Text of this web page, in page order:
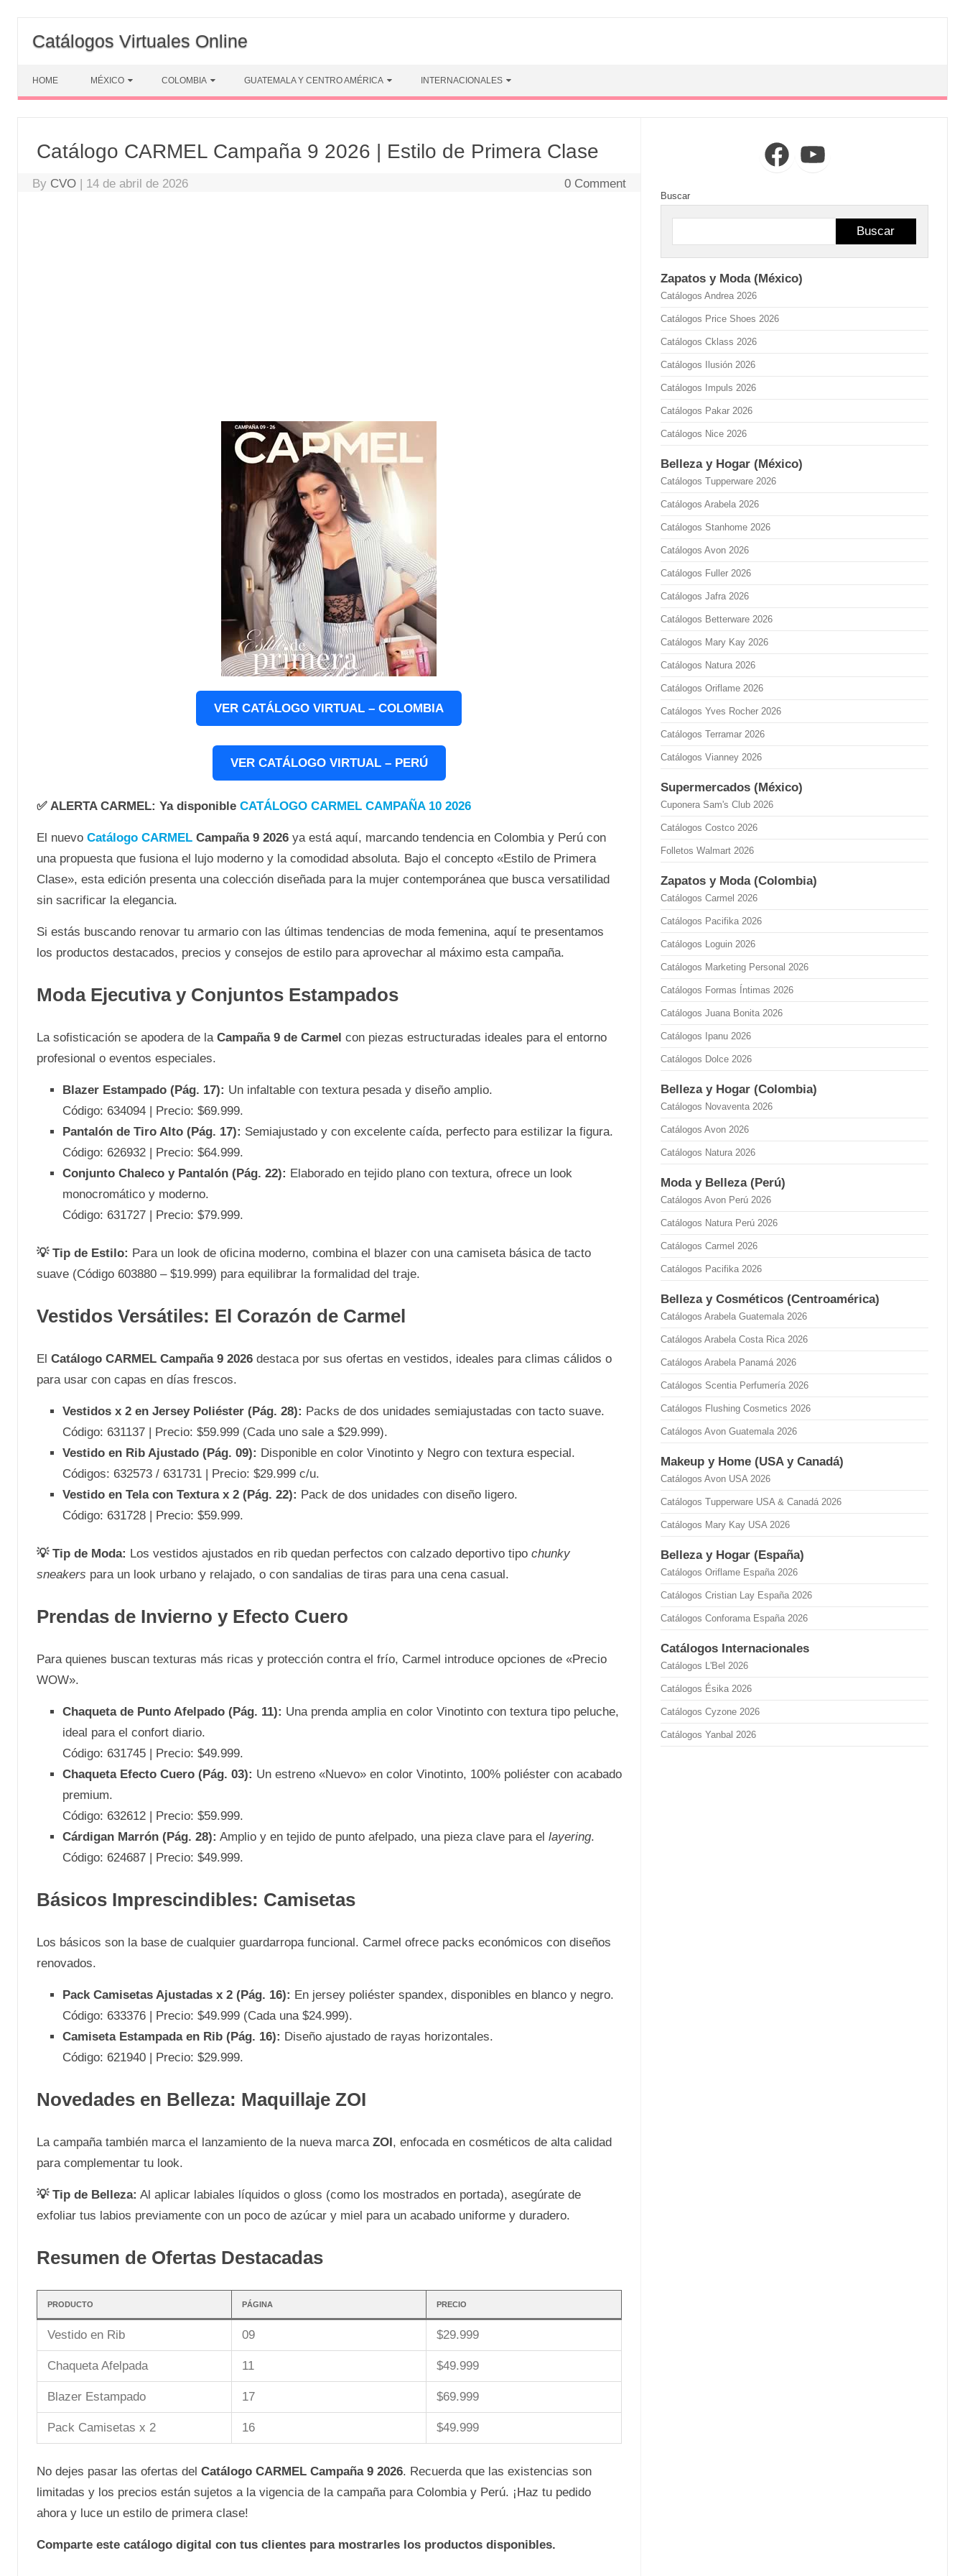
content
Catálogos Virtuales Online
HOME MÉXICO COLOMBIA GUATEMALA Y CENTRO AMÉRICA INTERNACIONALES
Catálogo CARMEL Campaña 9 2026 | Estilo de Primera Clase
By CVO | 14 de abril de 2026 0 Comment
VER CATÁLOGO VIRTUAL – COLOMBIA
VER CATÁLOGO VIRTUAL – PERÚ
✅ ALERTA CARMEL: Ya disponible CATÁLOGO CARMEL CAMPAÑA 10 2026
El nuevo Catálogo CARMELCampaña 9 2026ya está aquí, marcando tendencia en Colombia y Perú con
una propuesta que fusiona el lujo moderno y la comodidad absoluta. Bajo el concepto «Estilo de Primera
Clase», esta edición presenta una colección diseñada para la mujer contemporánea que busca versatilidad
sin sacrificar la elegancia.
Si estás buscando renovar tu armario con las últimas tendencias de moda femenina, aquí te presentamos
los productos destacados, precios y consejos de estilo para aprovechar al máximo esta campaña.
Moda Ejecutiva y Conjuntos Estampados
La sofisticación se apodera de la Campaña 9 de Carmel con piezas estructuradas ideales para el entorno
profesional o eventos especiales.
Blazer Estampado (Pág. 17): Un infaltable con textura pesada y diseño amplio.
Código: 634094 | Precio: $69.999.
Pantalón de Tiro Alto (Pág. 17): Semiajustado y con excelente caída, perfecto para estilizar la figura.
Código: 626932 | Precio: $64.999.
Conjunto Chaleco y Pantalón (Pág. 22): Elaborado en tejido plano con textura, ofrece un look
monocromático y moderno.
Código: 631727 | Precio: $79.999.
💡 Tip de Estilo: Para un look de oficina moderno, combina el blazer con una camiseta básica de tacto
suave (Código 603880 – $19.999) para equilibrar la formalidad del traje.
Vestidos Versátiles: El Corazón de Carmel
El Catálogo CARMEL Campaña 9 2026destaca por sus ofertas en vestidos, ideales para climas cálidos o
para usar con capas en días frescos.
Vestidos x 2 en Jersey Poliéster (Pág. 28): Packs de dos unidades semiajustadas con tacto suave.
Código: 631137 | Precio: $59.999 (Cada uno sale a $29.999).
Vestido en Rib Ajustado (Pág. 09): Disponible en color Vinotinto y Negro con textura especial.
Códigos: 632573 / 631731 | Precio: $29.999 c/u.
Vestido en Tela con Textura x 2 (Pág. 22): Pack de dos unidades con diseño ligero.
Código: 631728 | Precio: $59.999.
💡 Tip de Moda: Los vestidos ajustados en rib quedan perfectos con calzado deportivo tipo chunky
sneakers para un look urbano y relajado, o con sandalias de tiras para una cena casual.
Prendas de Invierno y Efecto Cuero
Para quienes buscan texturas más ricas y protección contra el frío, Carmel introduce opciones de «Precio
WOW».
Chaqueta de Punto Afelpado (Pág. 11): Una prenda amplia en color Vinotinto con textura tipo peluche,
ideal para el confort diario.
Código: 631745 | Precio: $49.999.
Chaqueta Efecto Cuero (Pág. 03): Un estreno «Nuevo» en color Vinotinto, 100% poliéster con acabado
premium.
Código: 632612 | Precio: $59.999.
Cárdigan Marrón (Pág. 28): Amplio y en tejido de punto afelpado, una pieza clave para el layering.
Código: 624687 | Precio: $49.999.
Básicos Imprescindibles: Camisetas
Los básicos son la base de cualquier guardarropa funcional. Carmel ofrece packs económicos con diseños
renovados.
Pack Camisetas Ajustadas x 2 (Pág. 16): En jersey poliéster spandex, disponibles en blanco y negro.
Código: 633376 | Precio: $49.999 (Cada una $24.999).
Camiseta Estampada en Rib (Pág. 16): Diseño ajustado de rayas horizontales.
Código: 621940 | Precio: $29.999.
Novedades en Belleza: Maquillaje ZOI
La campaña también marca el lanzamiento de la nueva marca ZOI, enfocada en cosméticos de alta calidad
para complementar tu look.
💡 Tip de Belleza: Al aplicar labiales líquidos o gloss (como los mostrados en portada), asegúrate de
exfoliar tus labios previamente con un poco de azúcar y miel para un acabado uniforme y duradero.
Resumen de Ofertas Destacadas
PRODUCTO PÁGINA PRECIO
Vestido en Rib 09 $29.999
Chaqueta Afelpada 11 $49.999
Blazer Estampado 17 $69.999
Pack Camisetas x 2 16 $49.999
No dejes pasar las ofertas del Catálogo CARMEL Campaña 9 2026. Recuerda que las existencias son
limitadas y los precios están sujetos a la vigencia de la campaña para Colombia y Perú. ¡Haz tu pedido
ahora y luce un estilo de primera clase!
Comparte este catálogo digital con tus clientes para mostrarles los productos disponibles.
FacebookYouTube
Buscar
Buscar
Zapatos y Moda (México)
Catálogos Andrea 2026
Catálogos Price Shoes 2026
Catálogos Cklass 2026
Catálogos Ilusión 2026
Catálogos Impuls 2026
Catálogos Pakar 2026
Catálogos Nice 2026
Belleza y Hogar (México)
Catálogos Tupperware 2026
Catálogos Arabela 2026
Catálogos Stanhome 2026
Catálogos Avon 2026
Catálogos Fuller 2026
Catálogos Jafra 2026
Catálogos Betterware 2026
Catálogos Mary Kay 2026
Catálogos Natura 2026
Catálogos Oriflame 2026
Catálogos Yves Rocher 2026
Catálogos Terramar 2026
Catálogos Vianney 2026
Supermercados (México)
Cuponera Sam's Club 2026
Catálogos Costco 2026
Folletos Walmart 2026
Zapatos y Moda (Colombia)
Catálogos Carmel 2026
Catálogos Pacifika 2026
Catálogos Loguin 2026
Catálogos Marketing Personal 2026
Catálogos Formas Íntimas 2026
Catálogos Juana Bonita 2026
Catálogos Ipanu 2026
Catálogos Dolce 2026
Belleza y Hogar (Colombia)
Catálogos Novaventa 2026
Catálogos Avon 2026
Catálogos Natura 2026
Moda y Belleza (Perú)
Catálogos Avon Perú 2026
Catálogos Natura Perú 2026
Catálogos Carmel 2026
Catálogos Pacifika 2026
Belleza y Cosméticos (Centroamérica)
Catálogos Arabela Guatemala 2026
Catálogos Arabela Costa Rica 2026
Catálogos Arabela Panamá 2026
Catálogos Scentia Perfumería 2026
Catálogos Flushing Cosmetics 2026
Catálogos Avon Guatemala 2026
Makeup y Home (USA y Canadá)
Catálogos Avon USA 2026
Catálogos Tupperware USA & Canadá 2026
Catálogos Mary Kay USA 2026
Belleza y Hogar (España)
Catálogos Oriflame España 2026
Catálogos Cristian Lay España 2026
Catálogos Conforama España 2026
Catálogos Internacionales
Catálogos L'Bel 2026
Catálogos Ésika 2026
Catálogos Cyzone 2026
Catálogos Yanbal 2026